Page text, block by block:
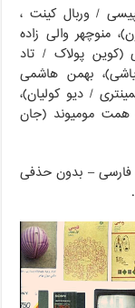
/ وربال کینت ،
منوچهر والی زاده
(کوین پولاک / تاد
بهمن هاشمی
/ دیو کولیان)،
همت مومیوند (جان
فارسی – بدون حذفی